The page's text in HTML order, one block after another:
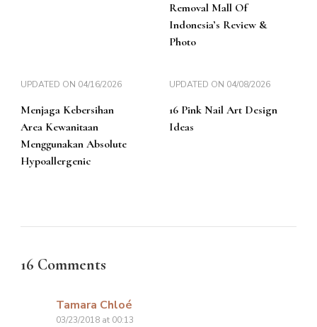
Removal Mall Of
Indonesia’s Review &
Photo
UPDATED ON 04/16/2026
Menjaga Kebersihan
Area Kewanitaan
Menggunakan Absolute
Hypoallergenic
UPDATED ON 04/08/2026
16 Pink Nail Art Design
Ideas
16 Comments
Tamara Chloé
03/23/2018 at 00:13